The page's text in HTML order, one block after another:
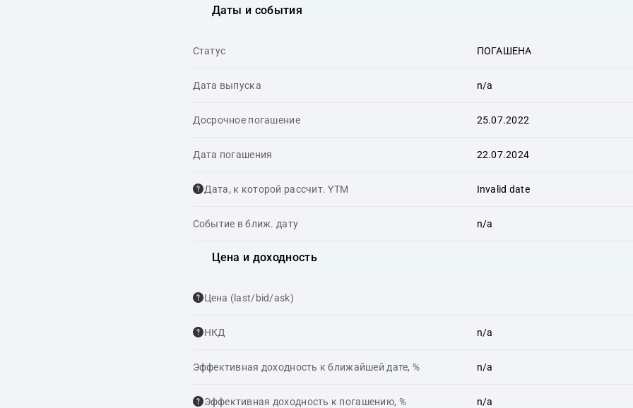
Даты и события
Статус ПОГАШЕНА
Дата выпуска n/a
Досрочное погашение 25.07.2022
Дата погашения 22.07.2024
Дата, к которой рассчит. YTM Invalid date
Событие в ближ. дату n/a
Цена и доходность
Цена (last/bid/ask)
НКД n/a
Эффективная доходность к ближайшей дате, % n/a
Эффективная доходность к погашению, % n/a